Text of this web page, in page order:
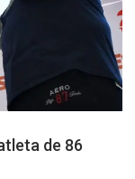
de 86